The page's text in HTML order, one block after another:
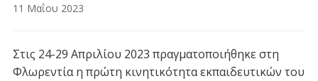
11 Μαΐου 2023
Στις 24-29 Απριλίου 2023 πραγματοποιήθηκε στη
Φλωρεντία η πρώτη κινητικότητα εκπαιδευτικών του